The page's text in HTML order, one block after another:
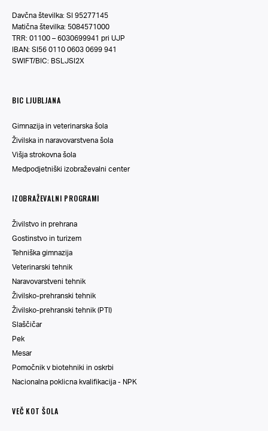
Davčna številka: SI 95277145
Matična številka: 5084571000
TRR: 01100 – 6030699941 pri UJP
IBAN: SI56 0110 0603 0699 941
SWIFT/BIC: BSLJSI2X
BIC LJUBLJANA
Gimnazija in veterinarska šola
Živilska in naravovarstvena šola
Višja strokovna šola
Medpodjetniški izobraževalni center
IZOBRAŽEVALNI PROGRAMI
Živilstvo in prehrana
Gostinstvo in turizem
Tehniška gimnazija
Veterinarski tehnik
Naravovarstveni tehnik
Živilsko-prehranski tehnik
Živilsko-prehranski tehnik (PTI)
Slaščičar
Pek
Mesar
Pomočnik v biotehniki in oskrbi
Nacionalna poklicna kvalifikacija - NPK
VEČ KOT ŠOLA